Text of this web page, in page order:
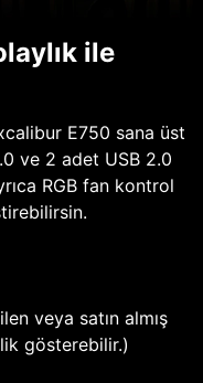
ile
E750 sana üst
ve 2 adet USB 2.0
RGB fan kontrol
veya satın almış
gösterebilir.)